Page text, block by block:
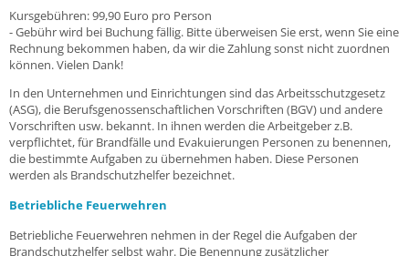
Kursgebühren: 99,90 Euro pro Person
- Gebühr wird bei Buchung fällig. Bitte überweisen Sie erst, wenn Sie eine
Rechnung bekommen haben, da wir die Zahlung sonst nicht zuordnen
können. Vielen Dank!
In den Unternehmen und Einrichtungen sind das Arbeitsschutzgesetz
(ASG), die Berufsgenossenschaftlichen Vorschriften (BGV) und andere
Vorschriften usw. bekannt. In ihnen werden die Arbeitgeber z.B.
verpflichtet, für Brandfälle und Evakuierungen Personen zu benennen,
die bestimmte Aufgaben zu übernehmen haben. Diese Personen
werden als Brandschutzhelfer bezeichnet.
Betriebliche Feuerwehren
Betriebliche Feuerwehren nehmen in der Regel die Aufgaben der
Brandschutzhelfer selbst wahr. Die Benennung zusätzlicher